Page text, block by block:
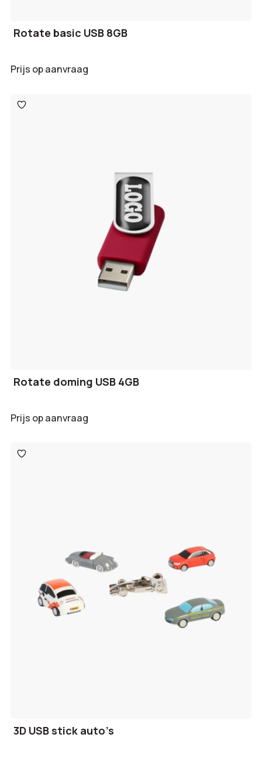
Rotate basic USB 8GB
Prijs op aanvraag
Toevoegen
aan
Rotate doming USB 4GB
Prijs op aanvraag
Toevoegen
aan
3D USB stick auto’s